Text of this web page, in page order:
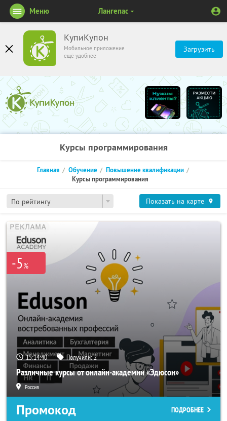
КупиКупон
Мобильное приложение
ещё удобнее
Загрузить
Меню Лангепас
Курсы программирования
По рейтингу
Главная Обучение
Повышение квалификации
Курсы программирования
Показать на карте
-5%
15:14:39 Получили:2
Различные курсы от онлайн-академии «Эдюсон»
Россия
Промокод ПОДРОБНЕЕ